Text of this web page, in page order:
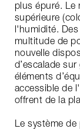
plus épuré. Le
supérieure
l'humidité.
multitude de
nouvelle
d’escalade
éléments
accessible de
offrent de la
Le système